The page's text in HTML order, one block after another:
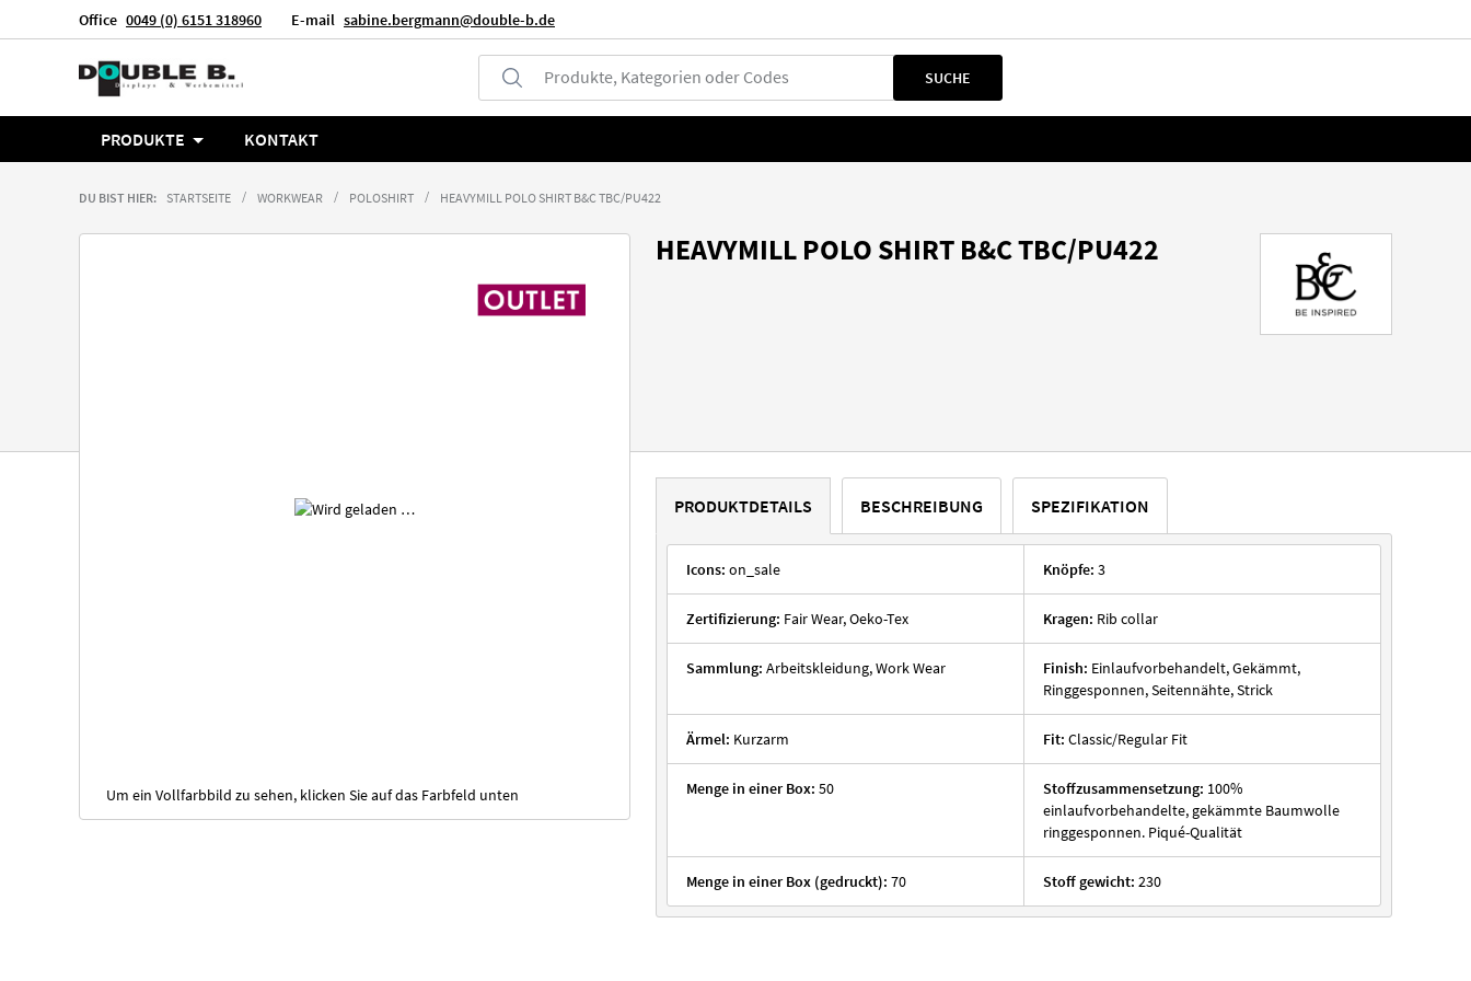
Office 0049 (0) 6151 318960 E-mail sabine.bergmann@double-b.de
Sprache
Produkte, Kategorien oder Codes SUCHE
PRODUKTE KONTAKT
DU BIST HIER: STARTSEITE WORKWEAR POLOSHIRT HEAVYMILL POLO SHIRT B&C TBC/PU422
HEAVYMILL POLO SHIRT B&C TBC/PU422
Um ein Vollfarbbild zu sehen, klicken Sie auf das Farbfeld unten
PRODUKTDETAILS
Icons: on_sale Knöpfe: 3
Zertifizierung: Fair Wear, Oeko-Tex Kragen: Rib collar
Sammlung: Arbeitskleidung, Work Wear Finish: Einlaufvorbehandelt, Gekämmt,
Ringgesponnen, Seitennähte, Strick
Ärmel: Kurzarm Fit: Classic/Regular Fit
Menge in einer Box: 50 Stoffzusammensetzung: 100%
einlaufvorbehandelte, gekämmte Baumwolle
ringgesponnen. Piqué-Qualität
Menge in einer Box (gedruckt): 70 Stoff gewicht: 230
BESCHREIBUNG SPEZIFIKATION